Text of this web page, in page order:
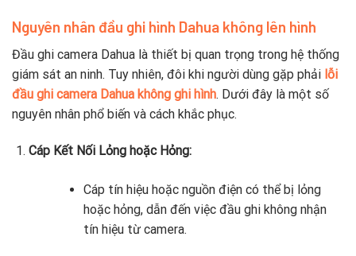
Nguyên nhân đầu ghi hình Dahua không lên hình
Đầu ghi camera Dahua là thiết bị quan trọng trong hệ thống
giám sát an ninh. Tuy nhiên, đôi khi người dùng gặp phải lỗi
đầu ghi camera Dahua không ghi hình. Dưới đây là một số
nguyên nhân phổ biến và cách khắc phục.
Cáp Kết Nối Lỏng hoặc Hỏng:
Cáp tín hiệu hoặc nguồn điện có thể bị lỏng
hoặc hỏng, dẫn đến việc đầu ghi không nhận
tín hiệu từ camera.